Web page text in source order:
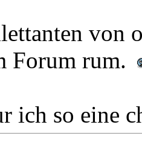
von
Forum rum.
ich so eine